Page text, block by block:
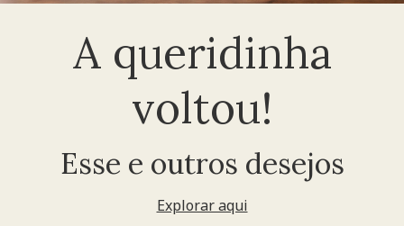
A queridinha
voltou!
Esse e outros desejos
Explorar aqui